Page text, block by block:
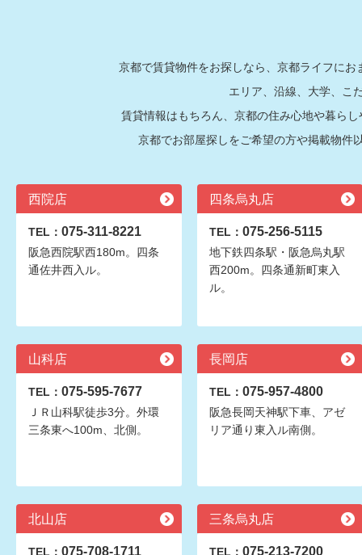
京都で賃貸物件をお探しなら、京都ライフに
エリア、沿線、大学、こ
賃貸情報はもちろん、京都の住み心地や暮ら
京都でお部屋探しをご希望の方や掲載物件
西院店
TEL： 075-311-8221
阪急西院駅西180m。四条
通佐井西入ル。
四条烏丸店
TEL： 075-256-5115
地下鉄四条駅・阪急烏丸駅
西200m。四条通新町東入
ル。
山科店
TEL： 075-595-7677
ＪＲ山科駅徒歩3分。外環
三条東へ100m、北側。
長岡店
TEL： 075-957-4800
阪急長岡天神駅下車、アゼ
リア通り東入ル南側。
北山店
TEL： 075-708-1711
三条烏丸店
TEL： 075-213-7200